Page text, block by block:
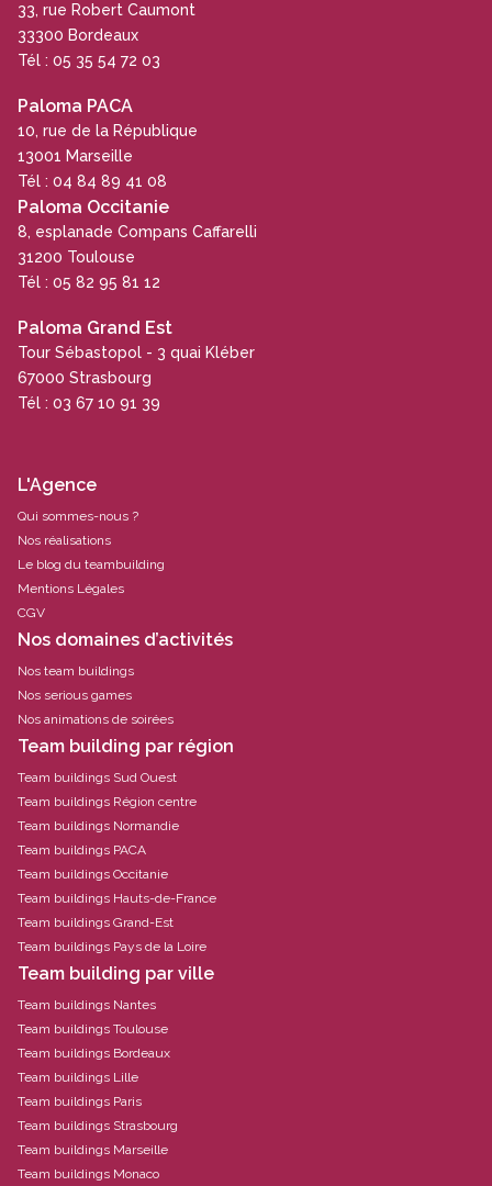
33, rue Robert Caumont
33300 Bordeaux
Tél : 05 35 54 72 03
Paloma PACA
10, rue de la République
13001 Marseille
Tél : 04 84 89 41 08
Paloma Occitanie
8, esplanade Compans Caffarelli
31200 Toulouse
Tél : 05 82 95 81 12
Paloma Grand Est
Tour Sébastopol - 3 quai Kléber
67000 Strasbourg
Tél : 03 67 10 91 39
L'Agence
Qui sommes-nous ?
Nos réalisations
Le blog du teambuilding
Mentions Légales
CGV
Nos domaines d’activités
Nos team buildings
Nos serious games
Nos animations de soirées
Team building par région
Team buildings Sud Ouest
Team buildings Région centre
Team buildings Normandie
Team buildings PACA
Team buildings Occitanie
Team buildings Hauts-de-France
Team buildings Grand-Est
Team buildings Pays de la Loire
Team building par ville
Team buildings Nantes
Team buildings Toulouse
Team buildings Bordeaux
Team buildings Lille
Team buildings Paris
Team buildings Strasbourg
Team buildings Marseille
Team buildings Monaco